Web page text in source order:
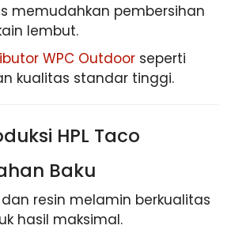
memudahkan pembersihan
lembut.
WPC Outdoor seperti
kualitas standar tinggi.
HPL Taco
Baku
resin melamin berkualitas
hasil maksimal.